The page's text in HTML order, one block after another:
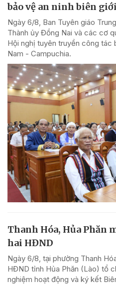
bảo vệ an ninh biên giới
Ngày 6/8, Ban Tuyên giáo
Thành ủy Đồng Nai và các cơ
Hội nghị tuyên truyền công tác
Nam - Campuchia.
Thanh Hóa, Hủa Phăn
hai HĐND
Ngày 6/8, tại phường Thanh
HĐND tỉnh Hủa Phăn (Lào) tổ
nghiệm hoạt động và ký kết